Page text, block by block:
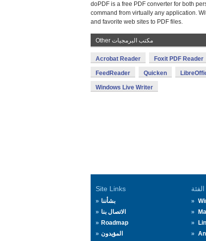
doPDF is a free PDF converter for both
command from virtually any application.
and favorite web sites to PDF files.
Other مكتب البرمجيات
Acrobat Reader Foxit PDF Reader
FeedReader Quicken
Windows Live Writer
Site Links
بشأننا
الاتصال بنا
Roadmap
المؤيدون
الفئة